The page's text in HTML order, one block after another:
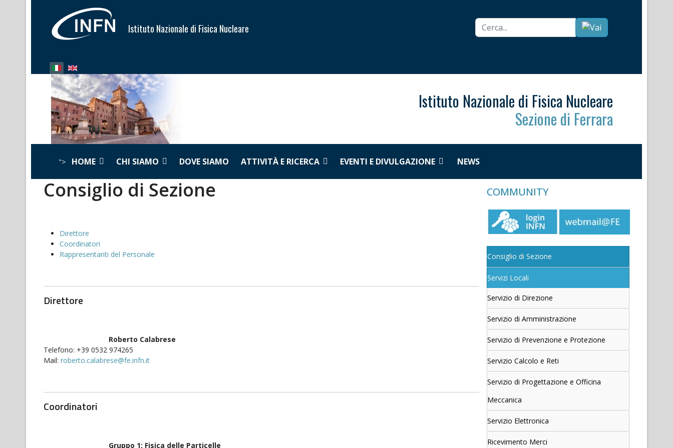
Istituto Nazionale di Fisica Nucleare
Seleziona la tua lingua
Cerca...
Istituto Nazionale di Fisica Nucleare
Sezione di Ferrara
"> HOME CHI SIAMO DOVE SIAMO ATTIVITÀ E RICERCA EVENTI E DIVULGAZIONE NEWS
Consiglio di Sezione
Direttore
Coordinatori
Rappresentanti del Personale
Direttore
Roberto Calabrese
Telefono: +39 0532 974265
Mail: roberto.calabrese@fe.infn.it
Coordinatori
Gruppo 1: Fisica delle Particelle
COMMUNITY
Consiglio di Sezione
Servizi Locali
Servizio di Direzione
Servizio di Amministrazione
Servizio di Prevenzione e Protezione
Servizio Calcolo e Reti
Servizio di Progettazione e Officina
Meccanica
Servizio Elettronica
Ricevimento Merci